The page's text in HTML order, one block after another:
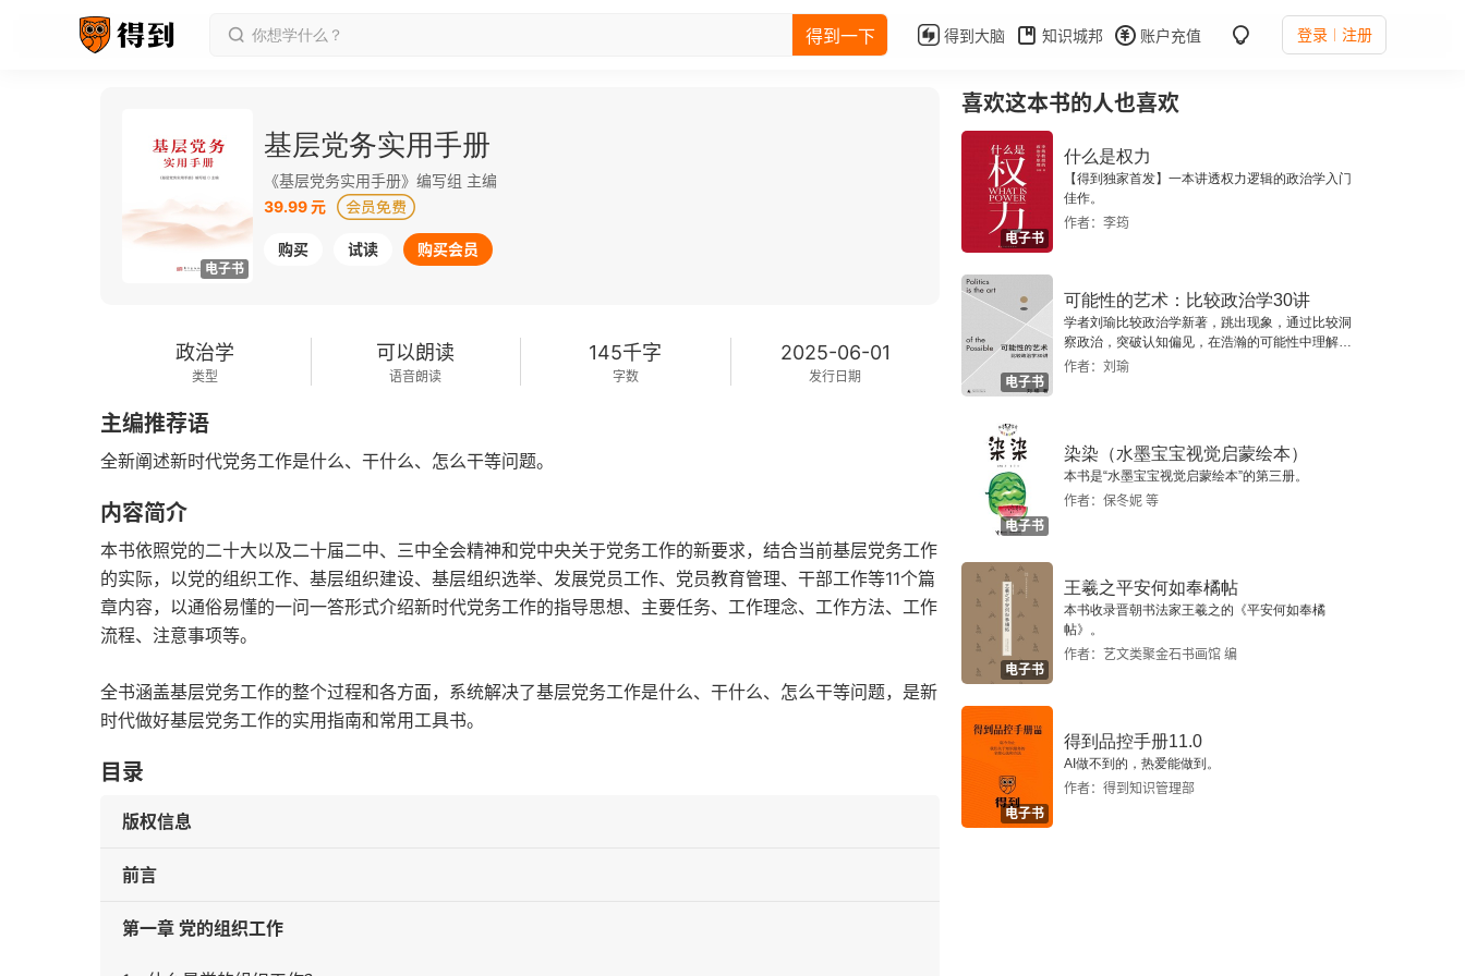
得到一下 得到大脑 知识城邦 账户充值 登录 注册
电子书
基层党务实用手册
《基层党务实用手册》编写组 主编
39.99 元
购买 试读 购买会员
政治学
类型
可以朗读
语音朗读
145千字
字数
2025-06-01
发行日期
主编推荐语
全新阐述新时代党务工作是什么、干什么、怎么干等问题。
内容简介
本书依照党的二十大以及二十届二中、三中全会精神和党中央关于党务工作的新要求，结合当前基层党务工作
的实际，以党的组织工作、基层组织建设、基层组织选举、发展党员工作、党员教育管理、干部工作等11个篇
章内容，以通俗易懂的一问一答形式介绍新时代党务工作的指导思想、主要任务、工作理念、工作方法、工作
流程、注意事项等。
全书涵盖基层党务工作的整个过程和各方面，系统解决了基层党务工作是什么、干什么、怎么干等问题，是新
时代做好基层党务工作的实用指南和常用工具书。
目录
版权信息
前言
第一章 党的组织工作
喜欢这本书的人也喜欢
电子书
什么是权力
【得到独家首发】一本讲透权力逻辑的政治学入门
佳作。
作者：李筠
电子书
可能性的艺术：比较政治学30讲
学者刘瑜比较政治学新著，跳出现象，通过比较洞
察政治，突破认知偏见，在浩瀚的可能性中理解我
们自身。
作者：刘瑜
电子书
染染（水墨宝宝视觉启蒙绘本）
本书是“水墨宝宝视觉启蒙绘本”的第三册。
作者：保冬妮 等
电子书
王羲之平安何如奉橘帖
本书收录晋朝书法家王羲之的《平安何如奉橘
帖》。
作者：艺文类聚金石书画馆 编
电子书
得到品控手册11.0
AI做不到的，热爱能做到。
作者：得到知识管理部